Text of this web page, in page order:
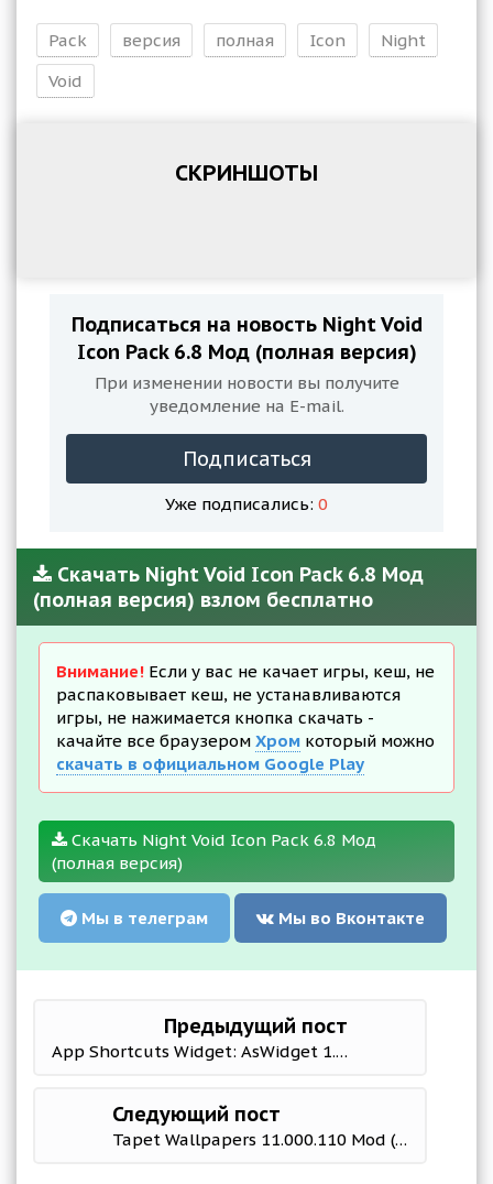
Pack версия полная Icon
Night
Void
СКРИНШОТЫ
Подписаться на новость Night Void
Icon Pack 6.8 Мод (полная версия)
При изменении новости вы получите
уведомление на E-mail.
Подписаться
Уже подписались: 0
Скачать Night Void Icon Pack 6.8 Мод
(полная версия) взлом бесплатно
Внимание! Если у вас не качает игры, кеш, не
распаковывает кеш, не устанавливаются
игры, не нажимается кнопка скачать -
качайте все браузером Хром который можно
скачать в официальном Google Play
Скачать Night Void Icon Pack 6.8 Мод
(полная версия)
Мы в телеграм Мы во Вконтакте
Предыдущий пост
App Shortcuts Widget: AsWidget 1.2.2 Мод (полная версия)
Следующий пост
Tapet Wallpapers 11.000.110 Mod (Premium)